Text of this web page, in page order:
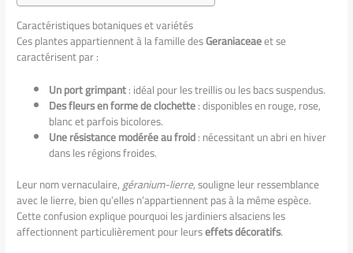
Caractéristiques botaniques et variétés
Ces plantes appartiennent à la famille desGeraniaceaeet se
caractérisent par :
Un port grimpant: idéal pour les treillis ou les bacs suspendus.
Des fleurs en forme de clochette: disponibles en rouge, rose,
blanc et parfois bicolores.
Une résistance modérée au froid: nécessitant un abri en hiver
dans les régions froides.
Leur nom vernaculaire,géranium-lierre, souligne leur ressemblance
avec le lierre, bien qu’elles n’appartiennent pas à la même espèce.
Cette confusion explique pourquoi les jardiniers alsaciens les
affectionnent particulièrement pour leurseffets décoratifs.